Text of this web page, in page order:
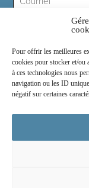
Pour offrir les meilleures
cookies pour stocker et/ou
à ces technologies nous
navigation ou les ID
négatif sur certaines
2030 boul. Pie IX